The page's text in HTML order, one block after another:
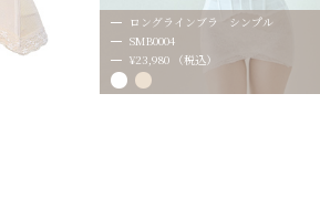
ロングラインブラ シンプル
SMB0004
¥23,980 （税込）